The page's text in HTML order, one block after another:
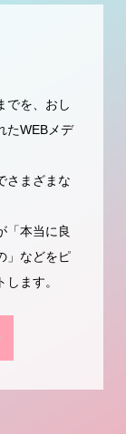
でを、おし
たWEBメデ
さまざまな
「本当に良
」などをピ
ます。